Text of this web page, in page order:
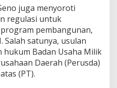
juga menyoroti
regulasi untuk
pembangunan,
Salah satunya, usulan
Badan Usaha Milik
Daerah (Perusda)
(PT).